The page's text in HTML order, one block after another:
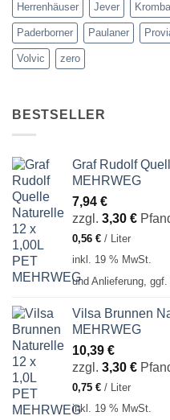
Herrenhäuser Jever
Paderborner Paulaner
Volvic zero
BESTSELLER
Graf Rudolf
MEHRWEG
7,94 €
zzgl. 3,30 €
0,56 € / Liter
inkl. 19 % MwSt.
und Anlieferung,
Vilsa Brunnen
MEHRWEG
10,39 €
zzgl. 3,30 €
0,75 € /
Liter
inkl. 19 % MwSt.